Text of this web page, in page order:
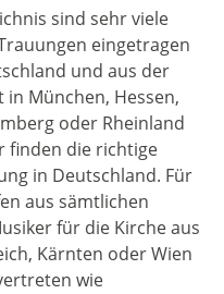
sind sehr viele
eingetragen
und aus der
in München, Hessen,
oder Rheinland
finden die richtige
in Deutschland. Für
aus sämtlichen
für die Kirche aus
Kärnten oder Wien
wie